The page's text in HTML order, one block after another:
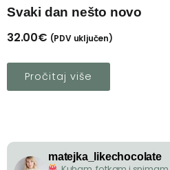
Svaki dan nešto novo
32.00€ (PDV uključen)
Pročitaj više
matejka_likechocolate